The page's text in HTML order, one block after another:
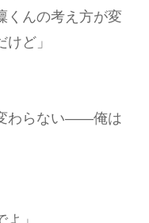
くんの考え方が変
ど」
わらない――俺は
」